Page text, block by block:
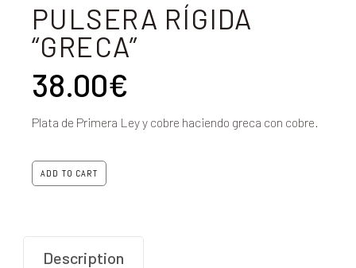
PULSERA RÍGIDA
“GRECA”
38.00€
Plata de Primera Ley y cobre haciendo greca con cobre.
ADD TO CART
Description